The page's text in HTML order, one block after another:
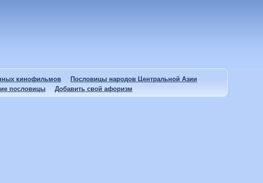
кинофильмов
Пословицы народов Центральной Азии
пословицы Добавить свой афоризм